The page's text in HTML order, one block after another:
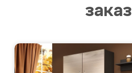
заказ